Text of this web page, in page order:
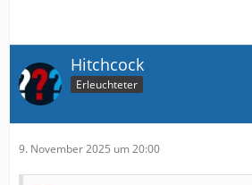
Hitchcock
Erleuchteter
9. November 2025 um 20:00